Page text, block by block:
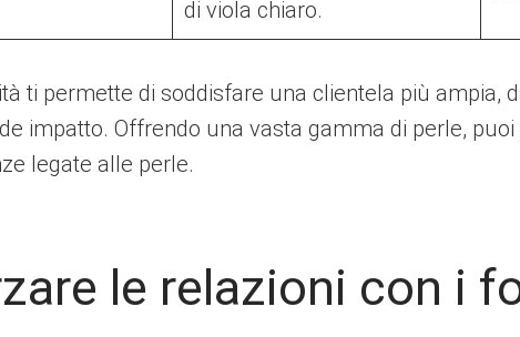
di viola chiaro.
ti permette di soddisfare una clientela più ampia,
impatto. Offrendo una vasta gamma di perle,
legate alle perle.
le relazioni con i